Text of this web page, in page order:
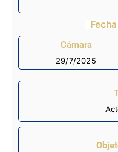
Cámara
29/7/2025